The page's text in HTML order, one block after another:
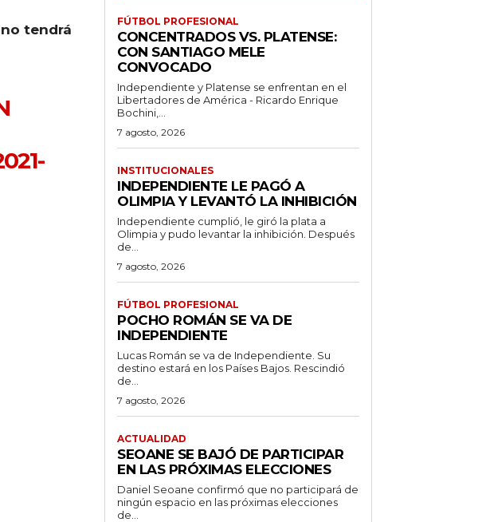
tendrá
FÚTBOL PROFESIONAL
CONCENTRADOS VS. PLATENSE:
CON SANTIAGO MELE
CONVOCADO
Independiente y Platense se enfrentan en el
Libertadores de América - Ricardo Enrique
Bochini,...
7 agosto, 2026
INSTITUCIONALES
INDEPENDIENTE LE PAGÓ A
OLIMPIA Y LEVANTÓ LA INHIBICIÓN
Independiente cumplió, le giró la plata a
Olimpia y pudo levantar la inhibición. Después
de...
7 agosto, 2026
FÚTBOL PROFESIONAL
POCHO ROMÁN SE VA DE
INDEPENDIENTE
Lucas Román se va de Independiente. Su
destino estará en los Países Bajos. Rescindió
de...
7 agosto, 2026
ACTUALIDAD
SEOANE SE BAJÓ DE PARTICIPAR
EN LAS PRÓXIMAS ELECCIONES
Daniel Seoane confirmó que no participará de
ningún espacio en las próximas elecciones
de...